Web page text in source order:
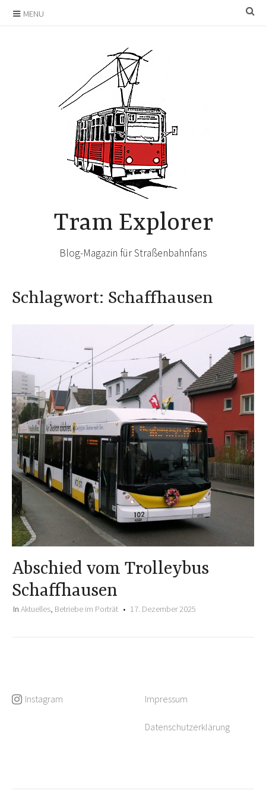
Skip
to
Tram Explorer
Blog-Magazin für Straßenbahnfans
MENU
Schlagwort: Schaffhausen
Abschied vom Trolleybus
Schaffhausen
In Aktuelles, Betriebe im Porträt 17. Dezember 2025
Instagram Impressum
Datenschutzerklärung